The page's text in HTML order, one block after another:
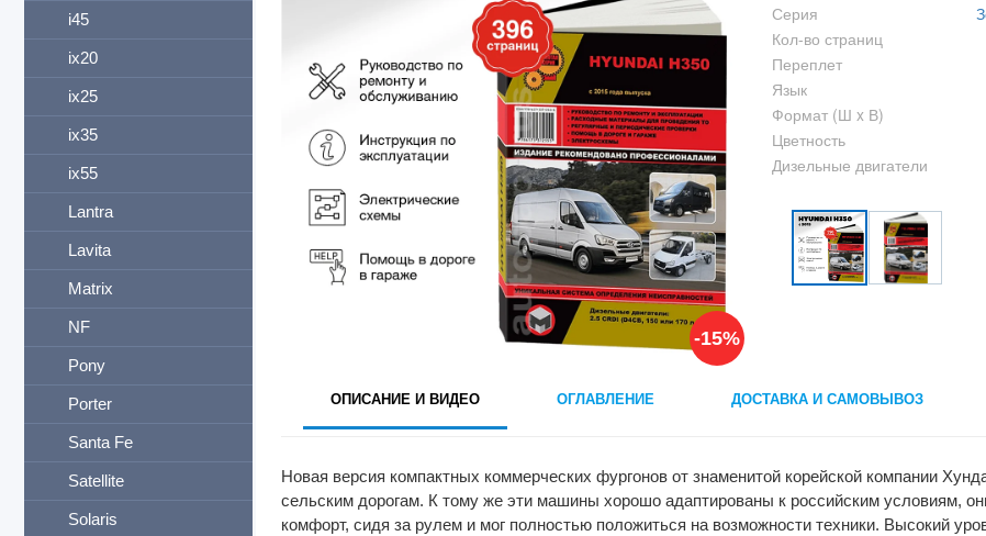
i45
ix20
ix25
ix35
ix55
Lantra
Lavita
Matrix
NF
Pony
Porter
Santa Fe
Satellite
Solaris
-15%
Серия
Кол-во страниц
Переплет
Язык
Формат (Ш x В)
Цветность
Дизельные двигатели
ОПИСАНИЕ И ВИДЕО ОГЛАВЛЕНИЕ ДОСТАВКА И САМОВЫВОЗ
Новая версия компактных коммерческих фургонов от знаменитой корейской компании
сельским дорогам. К тому же эти машины хорошо адаптированы к российским условиям,
комфорт, сидя за рулем и мог полностью положиться на возможности техники. Высокий